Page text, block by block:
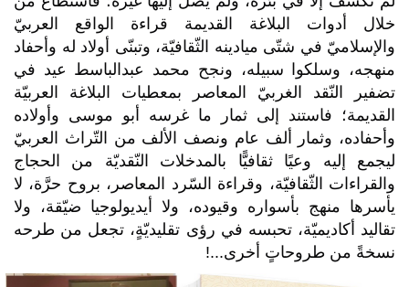
خلال أدوات البلاغة القديمة قراءة الواقع العربيّ
والإسلاميّ في شتّى ميادينه الثّقافيّة، وتبنّى أولاد له وأحفاد
منهجه، وسلكوا سبيله، ونجح محمد عبدالباسط عيد في
تضفير النّقد الغربيّ المعاصر بمعطيات البلاغة العربيّة
القديمة؛ فاستند إلى ثمار ما غرسه أبو موسى وأولاده
وأحفاده، وثمار ألف عام ونصف الألف من التّراث العربيّ
ليجمع إليه وعيًا ثقافيًّا بالمدخلات النّقديّة من الحجاج
والقراءات الثّقافيّة، وقراءة السّرد المعاصر، بروح حرَّة، لا
يأسرها منهج بأسواره وقيوده، ولا أيديولوجيا ضيّقة، ولا
تقاليد أكاديميّة، تحبسه في رؤى تقليديّةٍ، تجعل من طرحه
نسخةً من طروحاتٍ أخرى...!